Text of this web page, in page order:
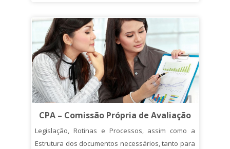
CPA – Comissão Própria de Avaliação
Legislação, Rotinas e Processos, assim como a
Estrutura dos documentos necessários, tanto para